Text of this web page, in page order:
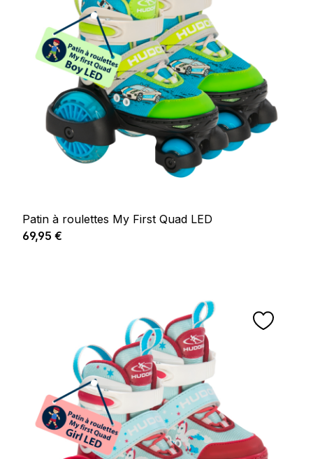
Patin à roulettes My First Quad LED
Prix régulier :
69,95 €